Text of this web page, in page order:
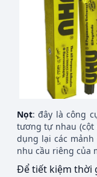
Nọt: đây là công
tương tự nhau (cột
dụng lại các
nhu cầu riêng của
Để tiết kiệm thời